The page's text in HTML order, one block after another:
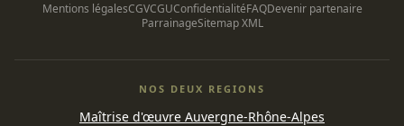
Mentions légalesCGVCGUConfidentialitéFAQDevenir partenaire
ParrainageSitemap XML
NOS DEUX REGIONS
Maîtrise d'œuvre Auvergne-Rhône-Alpes